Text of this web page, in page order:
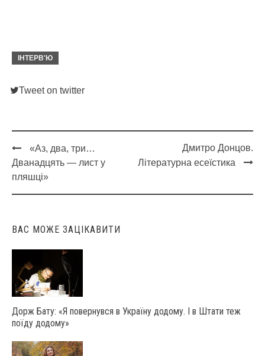
ІНТЕРВ'Ю
Tweet on twitter
Post
navigation
«Аз, два, три…
Дванадцять — лист у
пляшці»
Дмитро Донцов.
Літературна есеїстика
ВАС МОЖЕ ЗАЦІКАВИТИ
Дорж Бату: «Я повернувся в Україну додому. І в Штати теж
поїду додому»